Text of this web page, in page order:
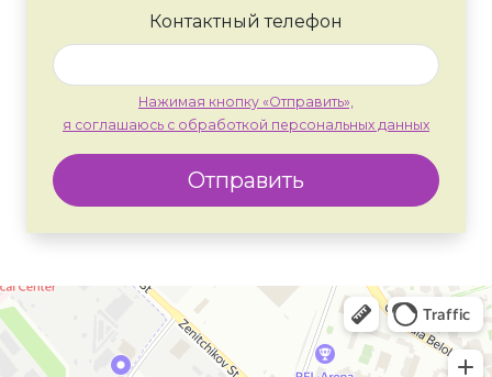
Контактный телефон
Нажимая кнопку «Отправить»,
я соглашаюсь с обработкой персональных данных
Отправить
Москва
Яндекс Карты — транспорт, навигация, поиск мест